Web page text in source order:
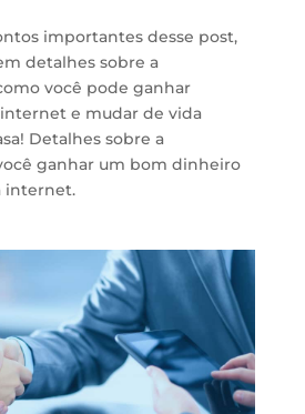
importantes desse post,
detalhes sobre a
você pode ganhar
e mudar de vida
Detalhes sobre a
ganhar um bom dinheiro
internet.